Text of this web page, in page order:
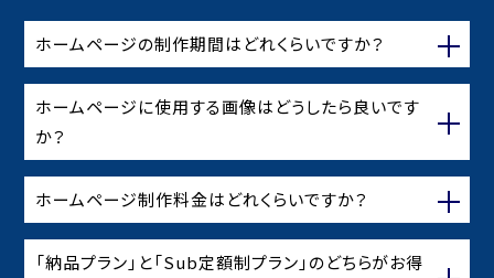
ホームページの制作期間はどれくらいですか？
ホームページに使用する画像はどうしたら良いです
か？
ホームページ制作料金はどれくらいですか？
「納品プラン」と「Sub定額制プラン」のどちらがお得